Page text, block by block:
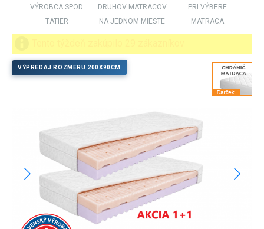
VÝROBCA SPOD
TATIER
DRUHOV MATRACOV
NA JEDNOM MIESTE
PRI VÝBERE
MATRACA
VÝPREDAJ ROZMERU 200X90CM